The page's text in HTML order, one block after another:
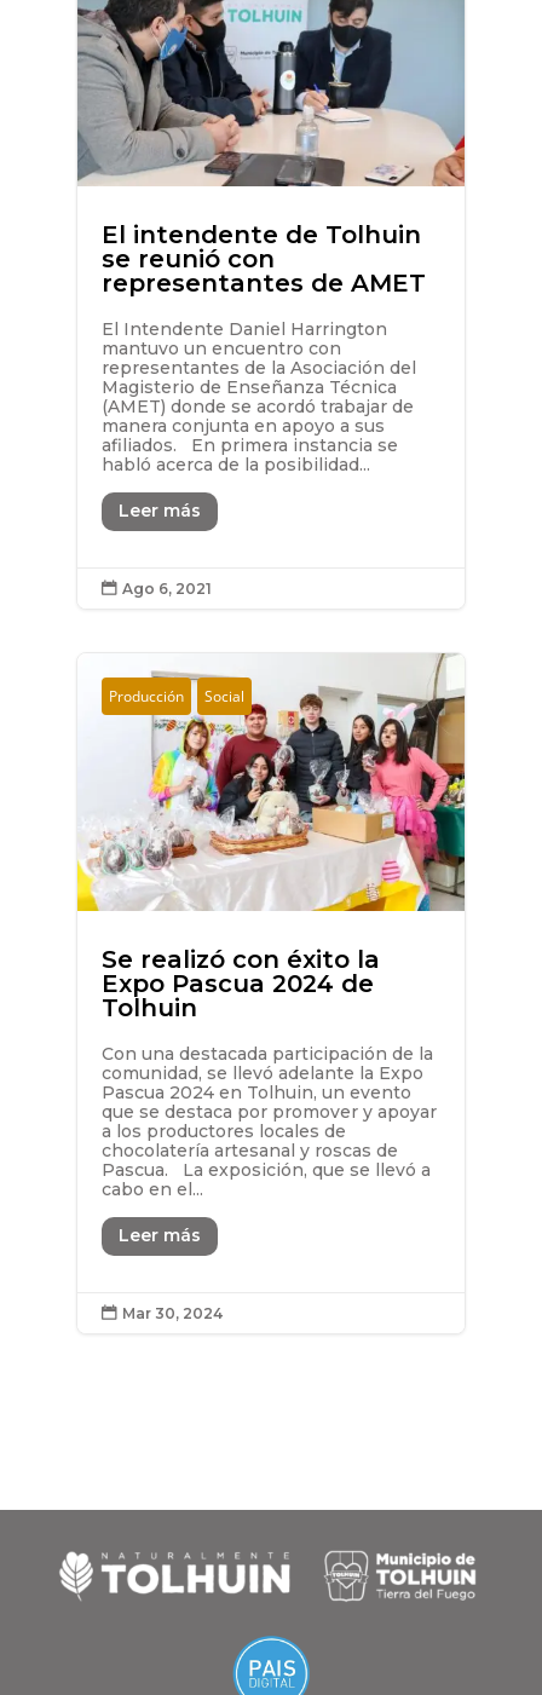
El intendente de Tolhuin
se reunió con
representantes de AMET
El Intendente Daniel Harrington
mantuvo un encuentro con
representantes de la Asociación del
Magisterio de Enseñanza Técnica
(AMET) donde se acordó trabajar de
manera conjunta en apoyo a sus
afiliados. En primera instancia se
habló acerca de la posibilidad...
Leer más
 Ago 6, 2021
Producción Social
Se realizó con éxito la
Expo Pascua 2024 de
Tolhuin
Con una destacada participación de la
comunidad, se llevó adelante la Expo
Pascua 2024 en Tolhuin, un evento
que se destaca por promover y apoyar
a los productores locales de
chocolatería artesanal y roscas de
Pascua. La exposición, que se llevó a
cabo en el...
Leer más
 Mar 30, 2024